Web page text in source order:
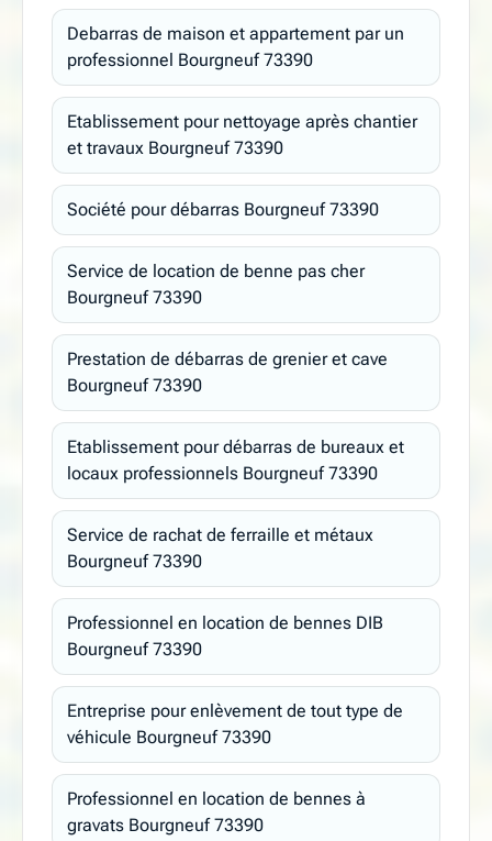
Debarras de maison et appartement par un
professionnel Bourgneuf 73390
Etablissement pour nettoyage après chantier
et travaux Bourgneuf 73390
Société pour débarras Bourgneuf 73390
Service de location de benne pas cher
Bourgneuf 73390
Prestation de débarras de grenier et cave
Bourgneuf 73390
Etablissement pour débarras de bureaux et
locaux professionnels Bourgneuf 73390
Service de rachat de ferraille et métaux
Bourgneuf 73390
Professionnel en location de bennes DIB
Bourgneuf 73390
Entreprise pour enlèvement de tout type de
véhicule Bourgneuf 73390
Professionnel en location de bennes à
gravats Bourgneuf 73390